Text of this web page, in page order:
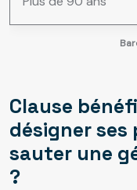
Clause
désigner
sauter une
?